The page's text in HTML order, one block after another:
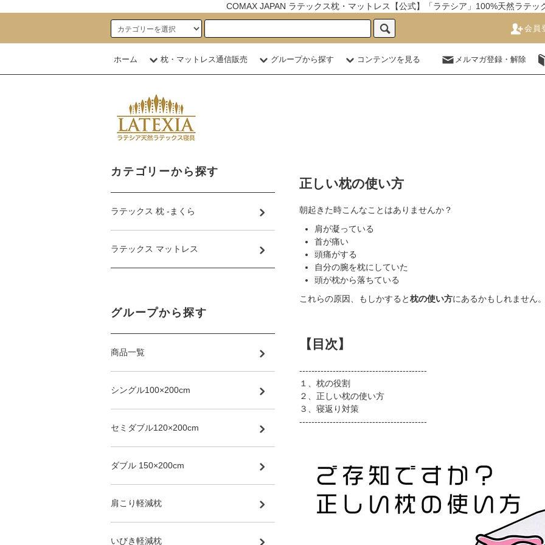
COMAX JAPAN ラテックス枕・マットレス【公式】「ラテシア」100%天然ラテッ
会員
ホーム 枕・マットレス通信販売 グループから探す コンテンツを見る メルマガ登録・解除
正しい枕の使い方
朝起きた時こんなことはありませんか？
肩が凝っている
首が痛い
頭痛がする
自分の腕を枕にしていた
頭が枕から落ちている
これらの原因、もしかすると枕の使い方にあるかもしれません
【目次】
------------------------------------------
１、枕の役割
２、正しい枕の使い方
３、寝返り対策
------------------------------------------
カテゴリーから探す
ラテックス 枕 -まくら
ラテックス マットレス
グループから探す
商品一覧
シングル100×200cm
セミダブル120×200cm
ダブル 150×200cm
肩こり軽減枕
いびき軽減枕